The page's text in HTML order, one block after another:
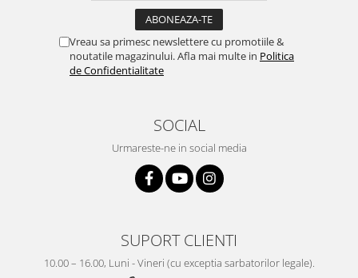
Vreau sa primesc newslettere cu promotiile &
noutatile magazinului. Afla mai multe in Politica
de Confidentialitate
SOCIAL
Urmareste-ne in social media
SUPORT CLIENTI
10.00 – 16.00, Luni - Vineri (cu exceptia sarbatorilor legale).